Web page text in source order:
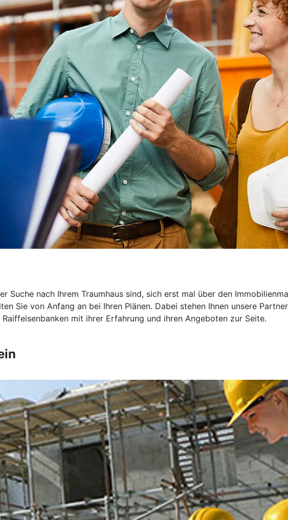
Suche nach Ihrem Traumhaus sind, sich erst mal über den
Sie von Anfang an bei Ihren Plänen. Dabei stehen Ihnen unsere
mit ihrer Erfahrung und ihren Angeboten zur Seite.